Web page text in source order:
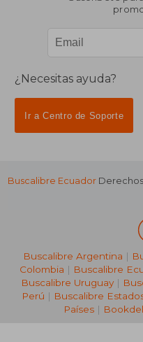
¿Necesitas ayuda?
Ir a Centro de Soporte
Buscalibre Ecuador
Buscalibre Argentina |
Colombia | Buscalibre
Buscalibre Uruguay|
Perú | Buscalibre
Países |